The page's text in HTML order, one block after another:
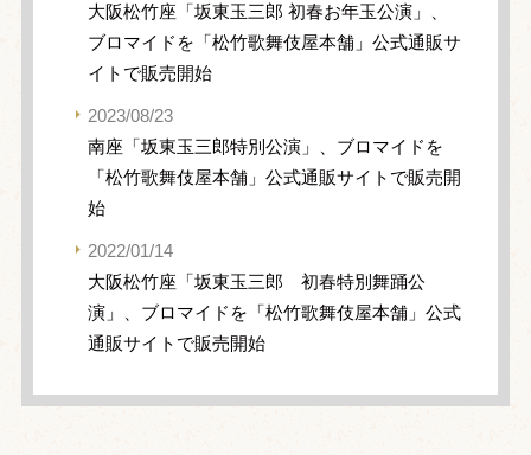
大阪松竹座「坂東玉三郎 初春お年玉公演」、
ブロマイドを「松竹歌舞伎屋本舗」公式通販サ
イトで販売開始
2023/08/23
南座「坂東玉三郎特別公演」、ブロマイドを
「松竹歌舞伎屋本舗」公式通販サイトで販売開
始
2022/01/14
大阪松竹座「坂東玉三郎 初春特別舞踊公
演」、ブロマイドを「松竹歌舞伎屋本舗」公式
通販サイトで販売開始